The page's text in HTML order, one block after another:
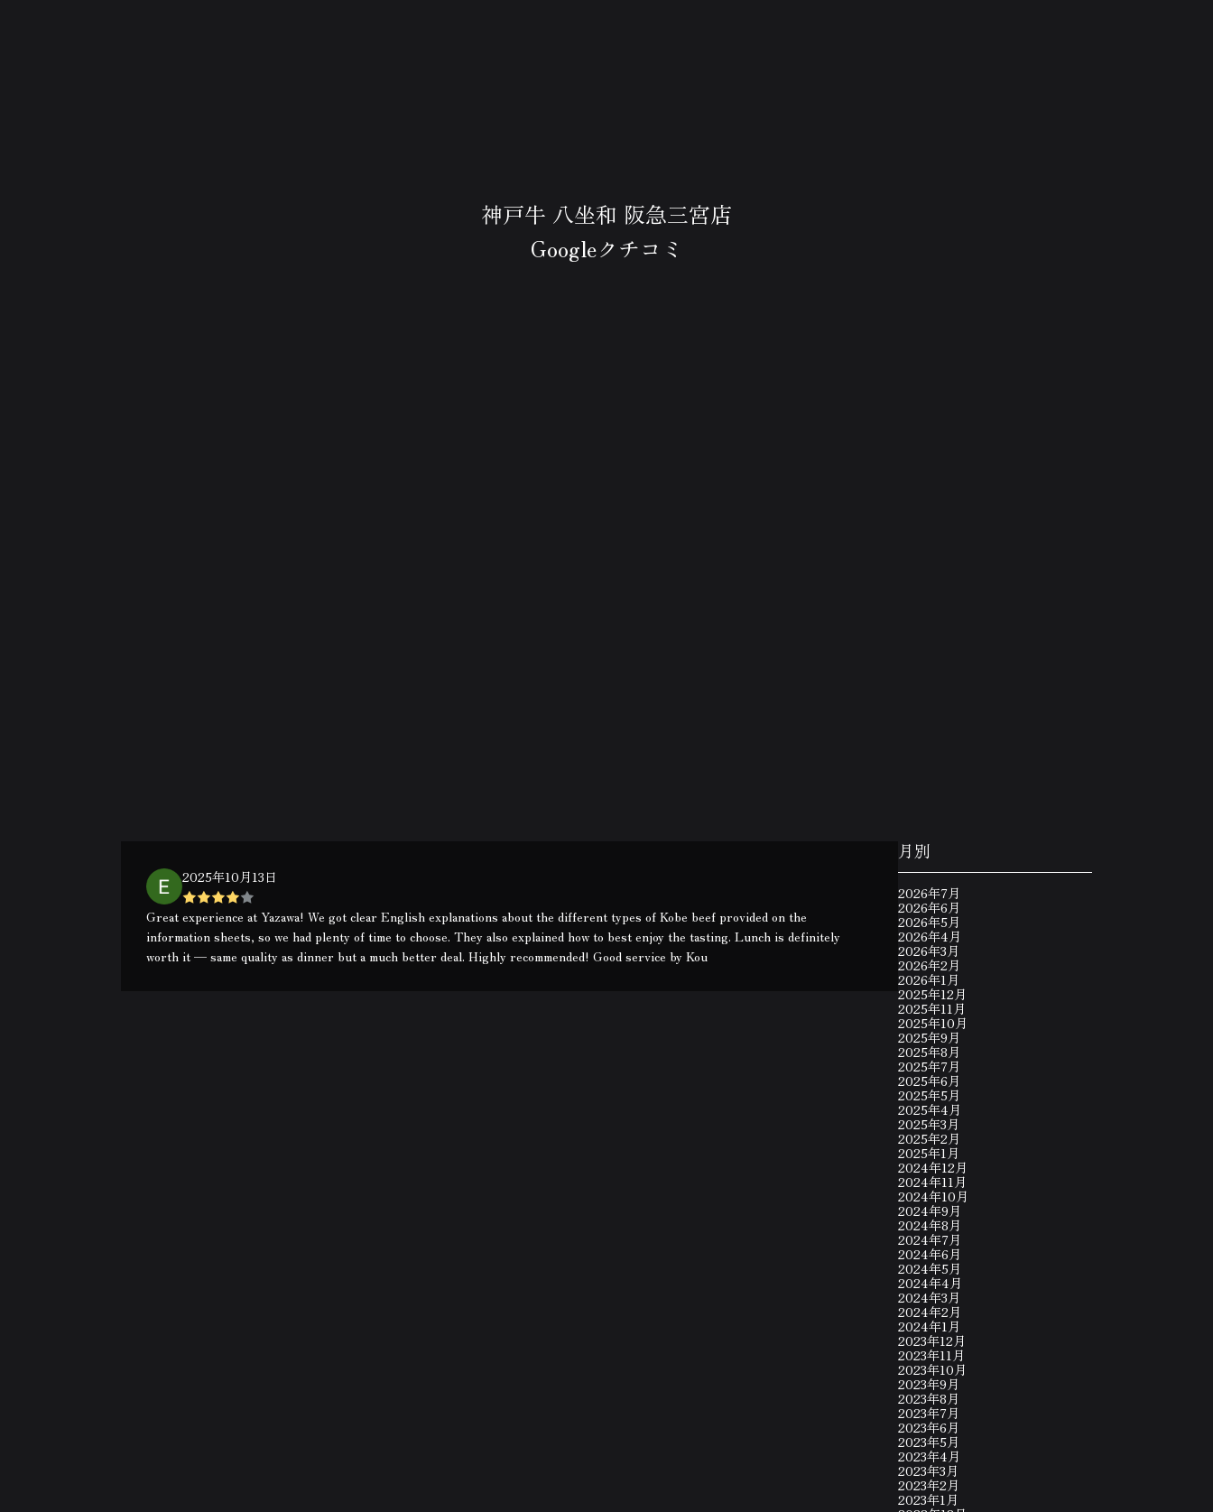
神戸牛 八坐和 阪急三宮店
Googleクチコミ
2025年10月13日
Great experience at Yazawa! We got clear English explanations about the different types of Kobe beef provided on the
information sheets, so we had plenty of time to choose. They also explained how to best enjoy the tasting. Lunch is definitely
worth it — same quality as dinner but a much better deal. Highly recommended! Good service by Kou
月別
2026年7月
2026年6月
2026年5月
2026年4月
2026年3月
2026年2月
2026年1月
2025年12月
2025年11月
2025年10月
2025年9月
2025年8月
2025年7月
2025年6月
2025年5月
2025年4月
2025年3月
2025年2月
2025年1月
2024年12月
2024年11月
2024年10月
2024年9月
2024年8月
2024年7月
2024年6月
2024年5月
2024年4月
2024年3月
2024年2月
2024年1月
2023年12月
2023年11月
2023年10月
2023年9月
2023年8月
2023年7月
2023年6月
2023年5月
2023年4月
2023年3月
2023年2月
2023年1月